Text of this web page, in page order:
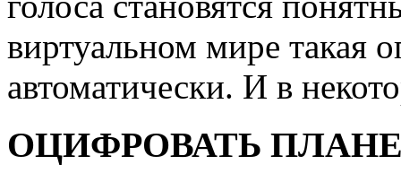
виртуальном мире такая
автоматически. И в
ОЦИФРОВАТЬ